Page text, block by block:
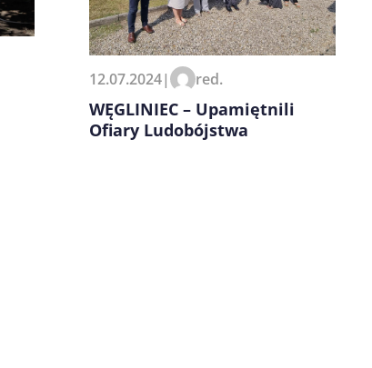
12.07.2024| red.
WĘGLINIEC – Upamiętnili
Ofiary Ludobójstwa